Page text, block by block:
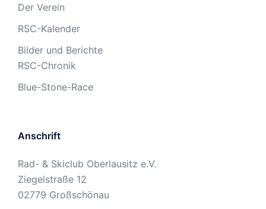
Der Verein
RSC-Kalender
Bilder und Berichte
RSC-Chronik
Blue-Stone-Race
Anschrift
Rad- & Skiclub Oberlausitz e.V.
Ziegelstraße 12
02779 Großschönau